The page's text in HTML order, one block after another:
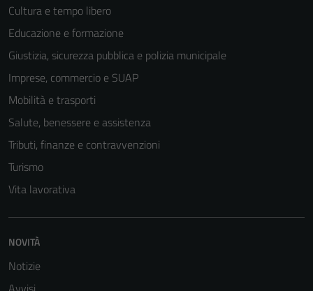
Cultura e tempo libero
Educazione e formazione
Giustizia, sicurezza pubblica e polizia municipale
Imprese, commercio e SUAP
Mobilità e trasporti
Salute, benessere e assistenza
Tributi, finanze e contravvenzioni
Turismo
Vita lavorativa
NOVITÀ
Notizie